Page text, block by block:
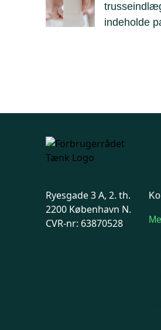
indeholde
Ryesgade 3 A, 2. th.
2200 København N.
CVR-nr: 63870528